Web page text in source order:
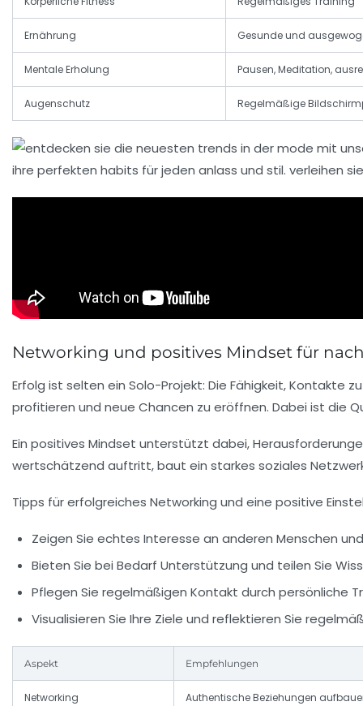
Ernährung Gesunde und
Mentale Erholung Pausen, Meditation,
Augenschutz Regelmäßige
Networking und positives Mindset für
Erfolg ist selten ein Solo-Projekt: Die Fähigkeit, Kontakte
profitieren und neue Chancen zu eröffnen. Dabei ist die
Ein positives Mindset unterstützt dabei,
wertschätzend auftritt, baut ein starkes soziales
Tipps für erfolgreiches Networking und eine positive
Zeigen Sie echtes Interesse an anderen Menschen
Bieten Sie bei Bedarf Unterstützung und teilen Sie
Pflegen Sie regelmäßigen Kontakt durch persönliche
Visualisieren Sie Ihre Ziele und reflektieren Sie
Aspekt Empfehlungen
Networking Authentische Beziehungen